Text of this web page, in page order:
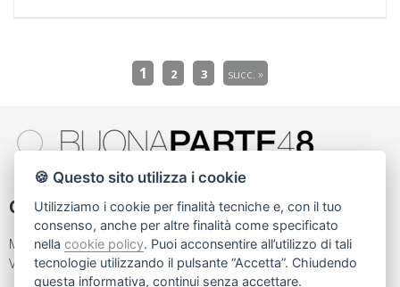
1 2 3 succ. »
Contattaci
MILANO
Via L.Mascheroni 22
🍪 Questo sito utilizza i cookie
Utilizziamo i cookie per finalità tecniche e, con il tuo
consenso, anche per altre finalità come specificato
nellacookie policy. Puoi acconsentire all’utilizzo di tali
tecnologie utilizzando il pulsante “Accetta”. Chiudendo
questa informativa, continui senza accettare.